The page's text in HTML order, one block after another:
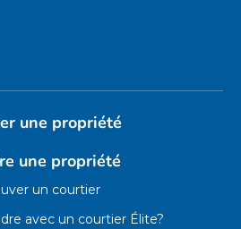
une propriété
une propriété
un courtier
avec un courtier Élite?